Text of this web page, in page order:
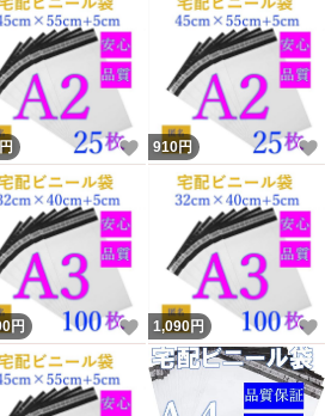
！
円 いいね！
910円
！
円 いいね！
1,090円